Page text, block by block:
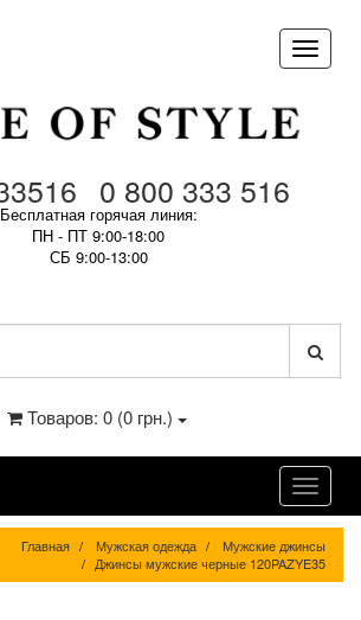
0 800 333 516
Бесплатная горячая линия:
ПН - ПТ 9:00-18:00
СБ 9:00-13:00
Товаров: 0 (0 грн.)
Главная Мужская одежда
Мужские джинсы
Джинсы мужские черные 120PAZYE35